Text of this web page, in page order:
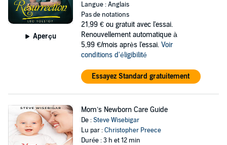
Aperçu
Langue : Anglais
Pas de notations
21,99 € ou gratuit avec l'essai.
Renouvellement automatique à
5,99 €/mois après l'essai. Voir
conditions d'éligibilité
Essayez Standard gratuitement
Mom’s Newborn Care Guide
De :Steve Wisebigar
Lu par :Christopher Preece
Durée : 3 h et 12 min